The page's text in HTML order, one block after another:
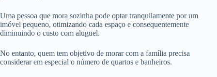
Uma pessoa que mora sozinha pode optar tranquilamente por um
imóvel pequeno, otimizando cada espaço e consequentemente
diminuindo o custo com aluguel.
No entanto, quem tem objetivo de morar com a família precisa
considerar em especial o número de quartos e banheiros.